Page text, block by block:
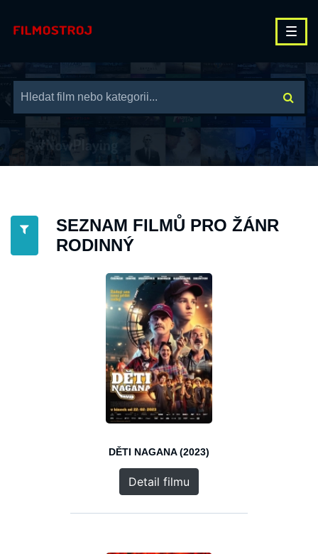
SEZNAM FILMŮ PRO ŽÁNR
RODINNÝ
DĚTI NAGANA (2023)
Detail filmu